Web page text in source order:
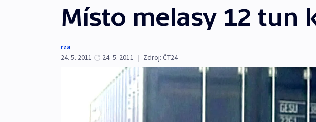
Místo melasy 12 tun
rza
24. 5. 2011
24. 5. 2011 | Zdroj: ČT24